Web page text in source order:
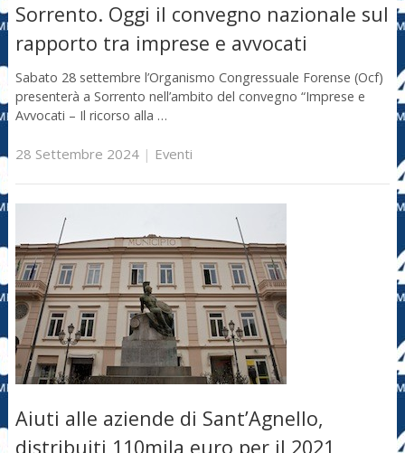
Sorrento. Oggi il convegno nazionale sul
rapporto tra imprese e avvocati
Sabato 28 settembre l’Organismo Congressuale Forense (Ocf)
presenterà a Sorrento nell’ambito del convegno “Imprese e
Avvocati – Il ricorso alla …
28 Settembre 2024| Eventi
Aiuti alle aziende di Sant’Agnello,
distribuiti 110mila euro per il 2021